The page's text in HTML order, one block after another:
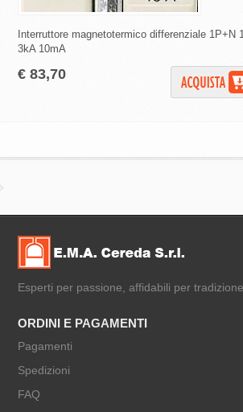
Interruttore magnetotermico differenziale 1P+N
3kA 10mA
€ 83,70
Esperti per passione, affidabili per tradizione.
ORDINI E PAGAMENTI
Pagamenti
Spedizioni
FAQ